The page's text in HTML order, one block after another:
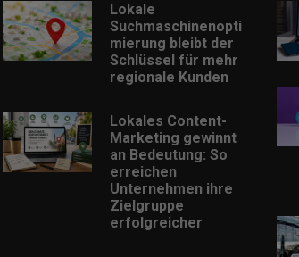
Lokale
Suchmaschinenopti
mierung bleibt der
Schlüssel für mehr
regionale Kunden
Lokales Content-
Marketing gewinnt
an Bedeutung: So
erreichen
Unternehmen ihre
Zielgruppe
erfolgreicher